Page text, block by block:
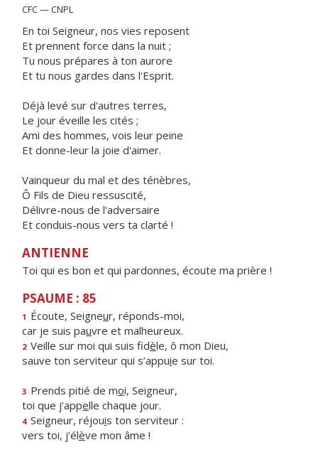
CFC — CNPL
En toi Seigneur, nos vies reposent
Et prennent force dans la nuit ;
Tu nous prépares à ton aurore
Et tu nous gardes dans l'Esprit.
Déjà levé sur d'autres terres,
Le jour éveille les cités ;
Ami des hommes, vois leur peine
Et donne-leur la joie d'aimer.
Vainqueur du mal et des ténèbres,
Ô Fils de Dieu ressuscité,
Délivre-nous de l'adversaire
Et conduis-nous vers ta clarté !
ANTIENNE
Toi qui es bon et qui pardonnes, écoute ma prière !
PSAUME : 85
1 Écoute, Seigneur, réponds-moi,
car je suis pauvre et malheureux.
2 Veille sur moi qui suis fidèle, ô mon Dieu,
sauve ton serviteur qui s’appuie sur toi.
3 Prends pitié de moi, Seigneur,
toi que j’appelle chaque jour.
4 Seigneur, réjouis ton serviteur :
vers toi, j’élève mon âme !